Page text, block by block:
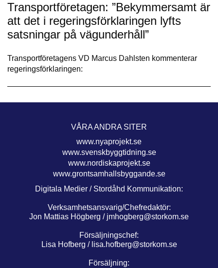
Transportföretagen: ”Bekymmersamt är
att det i regeringsförklaringen lyfts
satsningar på vägunderhåll”
Transportföretagens VD Marcus Dahlsten kommenterar
regeringsförklaringen:
VÅRA ANDRA SITER
www.nyaprojekt.se
www.svenskbyggtidning.se
www.nordiskaprojekt.se
www.grontsamhallsbyggande.se
Digitala Medier / Stordåhd Kommunikation:
Verksamhetsansvarig/Chefredaktör:
Jon Mattias Högberg / jmhogberg@storkom.se
Försäljningschef:
Lisa Hofberg / lisa.hofberg@storkom.se
Försäljning: